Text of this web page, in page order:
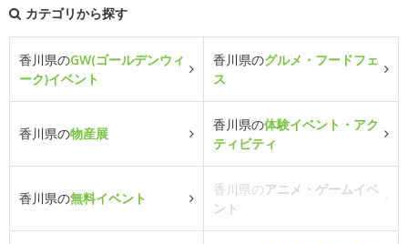
カテゴリから探す
香川県のGW(ゴールデンウィ
ーク)イベント
香川県のグルメ・フードフェ
ス
香川県の物産展
香川県の体験イベント・アク
ティビティ
香川県の無料イベント
香川県のアニメ・ゲームイベ
ント